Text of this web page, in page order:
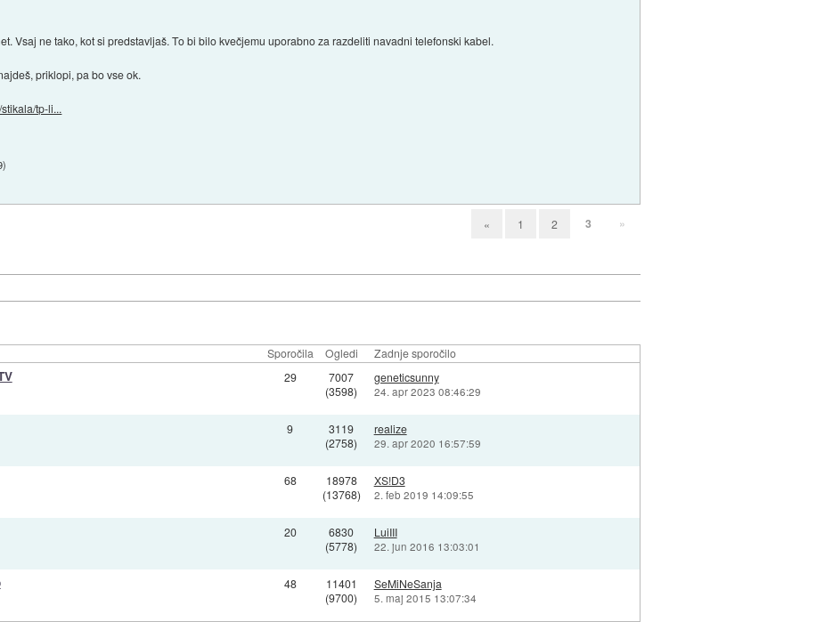
Vsaj ne tako, kot si predstavljaš. To bi bilo kvečjemu uporabno za razdeliti navadni telefonski kabel.
priklopi, pa bo vse ok.
tp-li...
)
« 1 2 3 »
Sporočila Ogledi Zadnje sporočilo
29
7007
(3598)
geneticsunny
24. apr 2023 08:46:29
9
3119
(2758)
realize
29. apr 2020 16:57:59
68
18978
(13768)
XS!D3
2. feb 2019 14:09:55
20
6830
(5778)
LuiIII
22. jun 2016 13:03:01
48
11401
(9700)
SeMiNeSanja
5. maj 2015 13:07:34